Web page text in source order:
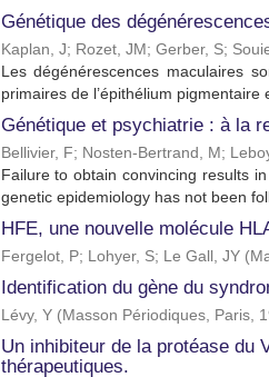
Génétique des
Kaplan, J; Rozet, JM ; Gerber, S;
Les dégénérescences maculaires
primaires de l’épithélium pigmentaire
Génétique et psychiatrie : à la
Bellivier, F; Nosten-Bertrand, M ;
Failure to obtain convincing results
genetic epidemiology has not been
HFE, une nouvelle molécule
Fergelot, P; Lohyer, S; Le Gall, JY (
Identification du gène du
Lévy, Y (Masson Périodiques, Paris,
Un inhibiteur de la protéase du
thérapeutiques.